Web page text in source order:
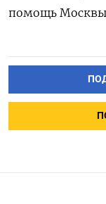
помощь Москвы